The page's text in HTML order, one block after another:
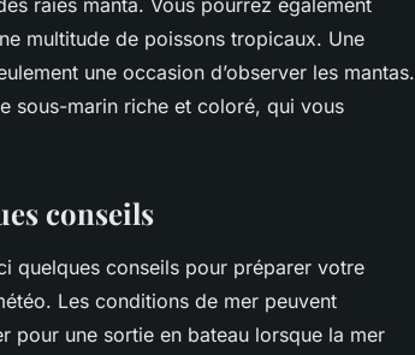
raies manta. Vous pourrez également
multitude de poissons tropicaux. Une
une occasion d’observer les mantas.
sous-marin riche et coloré, qui vous
conseils
quelques conseils pour préparer votre
Les conditions de mer peuvent
pour une sortie en bateau lorsque la mer